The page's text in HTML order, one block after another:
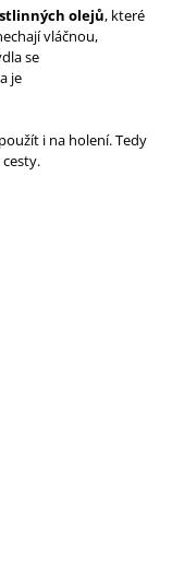
olejů, které
vláčnou,
se
a je
i na holení. Tedy